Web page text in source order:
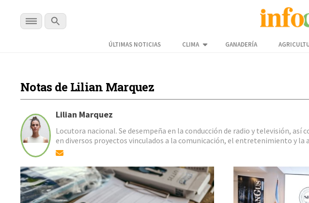
ÚLTIMAS NOTICIAS CLIMA GANADERÍA
Notas de Lilian Marquez
Lilian Marquez
Locutora nacional. Se desempeña en la conducción de radio y televisión,
en diversos proyectos vinculados a la comunicación, el entretenimiento y la